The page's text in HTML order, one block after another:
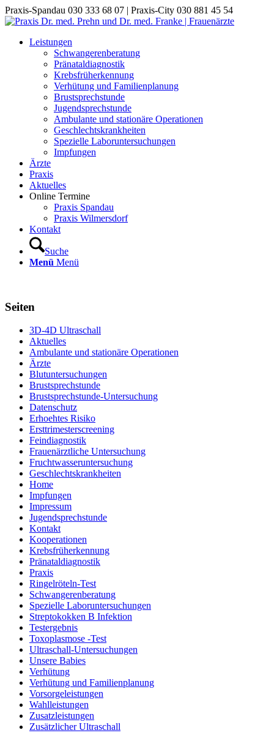
Praxis-Spandau 030 333 68 07 | Praxis-City 030 881 45 54
Leistungen
Schwangerenberatung
Pränataldiagnostik
Krebsfrüherkennung
Verhütung und Familienplanung
Brustsprechstunde
Jugendsprechstunde
Ambulante und stationäre Operationen
Geschlechtskrankheiten
Spezielle Laboruntersuchungen
Impfungen
Ärzte
Praxis
Aktuelles
Online Termine
Praxis Spandau
Praxis Wilmersdorf
Kontakt
Suche
Menü Menü
Seiten
3D-4D Ultraschall
Aktuelles
Ambulante und stationäre Operationen
Ärzte
Blutuntersuchungen
Brustsprechstunde
Brustsprechstunde-Untersuchung
Datenschutz
Erhoehtes Risiko
Ersttrimesterscreening
Feindiagnostik
Frauenärztliche Untersuchung
Fruchtwasseruntersuchung
Geschlechtskrankheiten
Home
Impfungen
Impressum
Jugendsprechstunde
Kontakt
Kooperationen
Krebsfrüherkennung
Pränataldiagnostik
Praxis
Ringelröteln-Test
Schwangerenberatung
Spezielle Laboruntersuchungen
Streptokokken B Infektion
Testergebnis
Toxoplasmose -Test
Ultraschall-Untersuchungen
Unsere Babies
Verhütung
Verhütung und Familienplanung
Vorsorgeleistungen
Wahlleistungen
Zusatzleistungen
Zusätzlicher Ultraschall